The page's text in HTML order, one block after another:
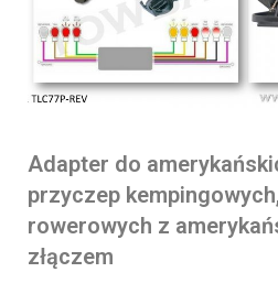
Adapter do
przyczep
rowerowych z
złączem